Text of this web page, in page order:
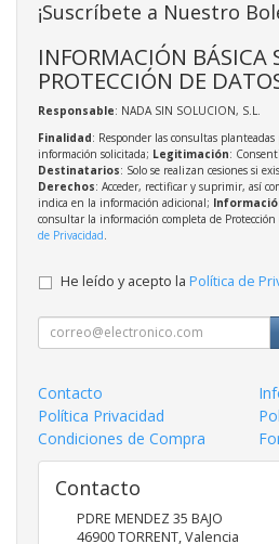
¡Suscríbete a Nuestro
INFORMACIÓN BÁSICA
PROTECCIÓN DE
Responsable: NADA SIN SOLUCION, S.L.
Finalidad: Responder las consultas
información solicitada; Legitimación:
Destinatarios: Solo se realizan cesiones si
Derechos: Acceder, rectificar y suprimir, así
indica en la información adicional;
consultar la información completa de
de Privacidad
He leído y acepto la Política de
Contacto
Política Privacidad
Condiciones de Compra
Contacto
PDRE MENDEZ 35 BAJO
46900TORRENT,Valencia